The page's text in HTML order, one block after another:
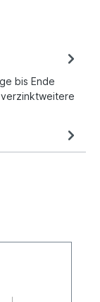
bis Ende
verzinktweitere